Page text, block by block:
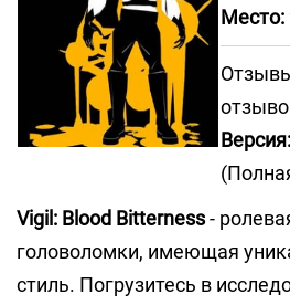
Место:
Версия:
Vigil: Blood Bitterness-
головоломки, имеющая
стиль. Погрузитесь в